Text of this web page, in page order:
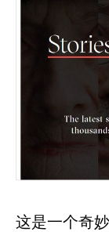
这是一个奇